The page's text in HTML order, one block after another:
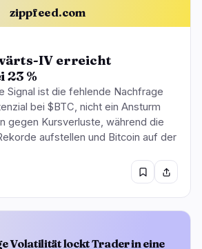
zippfeed.com
IV erreicht
23 %
Signal ist die fehlende Nachfrage
bei $BTC, nicht ein Ansturm
gegen Kursverluste, während die
aufstellen und Bitcoin auf der
Volatilität lockt Trader in eine